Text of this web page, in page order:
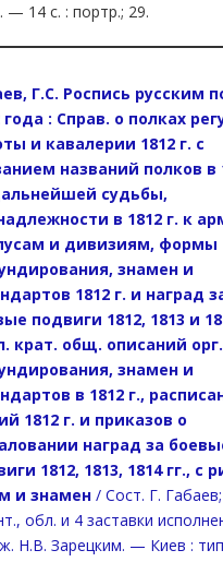
— 14 с. : портр.; 29.
Г.С. Роспись русским
года : Справ. о полках
и кавалерии 1812 г. с
названий полков в
судьбы,
в 1812 г. к
и дивизиям, формы
знамен и
1812 г. и наград
подвиги 1812, 1813 и
крат. общ. описаний
знамен и
в 1812 г.,
1812 г. и приказов о
наград за
1812, 1813, 1814 гг., с
и знамен / Сост. Г.
обл. и 4 заставки
Н.В. Зарецким. — Киев :